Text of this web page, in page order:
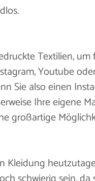
Textilien,
Youtube
Sie also einen
Ihre eigene
großartige
Kleidung